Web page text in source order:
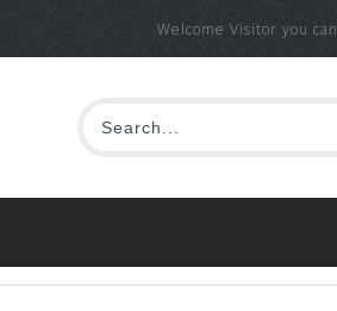
Welcome Visitor you can